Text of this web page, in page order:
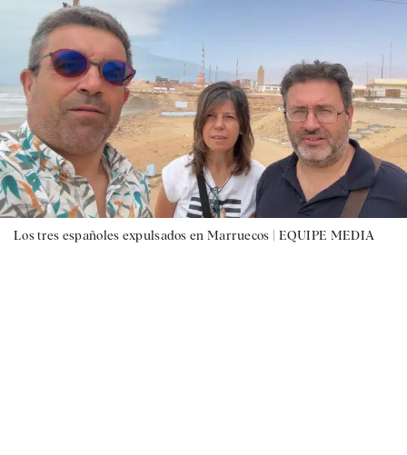
Los tres españoles expulsados en Marruecos | EQUIPE MEDIA